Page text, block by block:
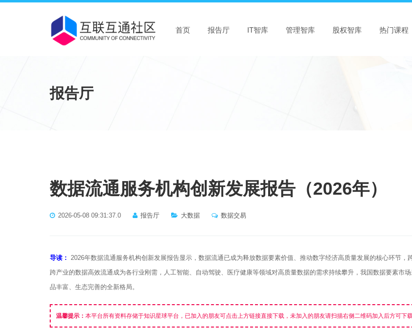
首页 报告厅 IT智库 管理智库 股权智库 热门课程
报告厅
数据流通服务机构创新发展报告（2026年）
2026-05-08 09:31:37.0 报告厅 大数据 数据交易
导读： 2026年数据流通服务机构创新发展报告显示，数据流通已成为释放数据要素价值、推动数字经济高质量发展的核心环节，
跨产业的数据高效流通成为各行业刚需，人工智能、自动驾驶、医疗健康等领域对高质量数据的需求持续攀升，我国数据要素市
品丰富、生态完善的全新格局。
温馨提示： 本平台所有资料存储于知识星球平台，已加入的朋友可点击上方链接直接下载，未加入的朋友请扫描右侧二维码加入后方可下载